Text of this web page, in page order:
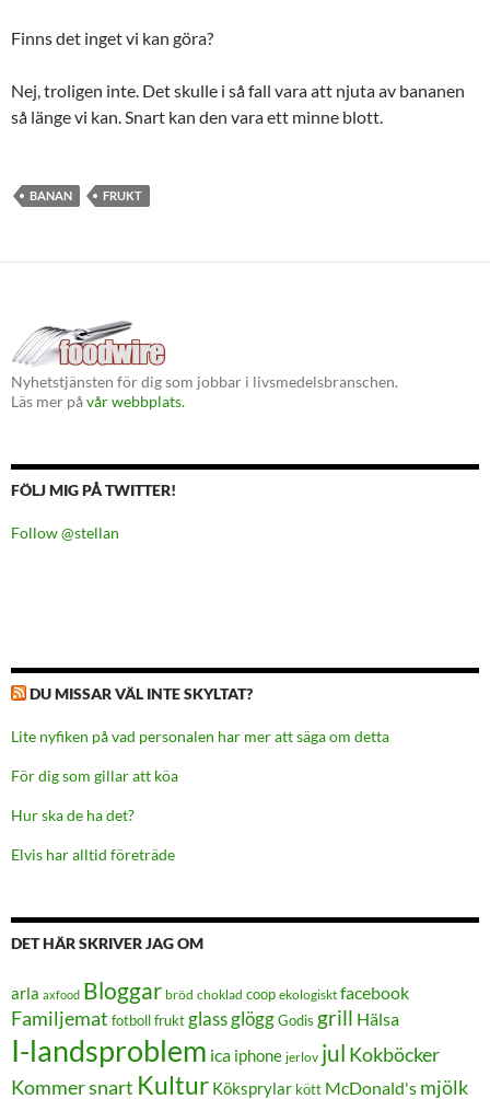
Finns det inget vi kan göra?
Nej, troligen inte. Det skulle i så fall vara att njuta av bananen
så länge vi kan. Snart kan den vara ett minne blott.
BANAN FRUKT
Nyhetstjänsten för dig som jobbar i livsmedelsbranschen.
Läs mer påvår webbplats.
FÖLJ MIG PÅ TWITTER!
Follow @stellan
DU MISSAR VÄL INTE SKYLTAT?
Lite nyfiken på vad personalen har mer att säga om detta
För dig som gillar att köa
Hur ska de ha det?
Elvis har alltid företräde
DET HÄR SKRIVER JAG OM
arla axfood Bloggar bröd choklad coop ekologiskt facebook
Familjemat fotboll frukt glassglöggGodis grill Hälsa
I-landsproblem ica iphone jerlov jul Kokböcker
Kommer snart Kultur Köksprylar kött McDonald's mjölk